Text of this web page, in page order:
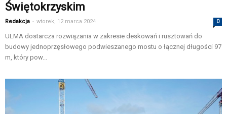
Świętokrzyskim
Redakcja - wtorek, 12 marca 2024 0
ULMA dostarcza rozwiązania w zakresie deskowań i rusztowań do
budowy jednoprzęsłowego podwieszanego mostu o łącznej długości 97
m, który pow...